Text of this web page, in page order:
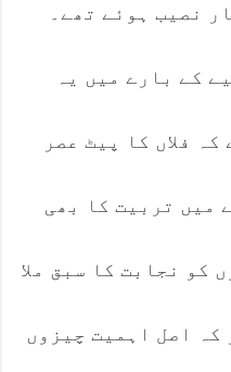
نصیب ہوئے تھے۔
کے بارے میں یہ
فلاں کا پیٹ عصر
میں تربیت کا بھی
کو نجابت کا سبق ملا
کہ اصل اہمیت چیزوں